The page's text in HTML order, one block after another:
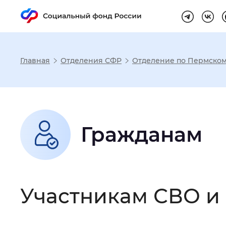
Настройка
Размер шрифта
Шрифт
Интервал между буквами:
Главная Отделения СФР Отделение по
Гражданам
Участникам СВО и